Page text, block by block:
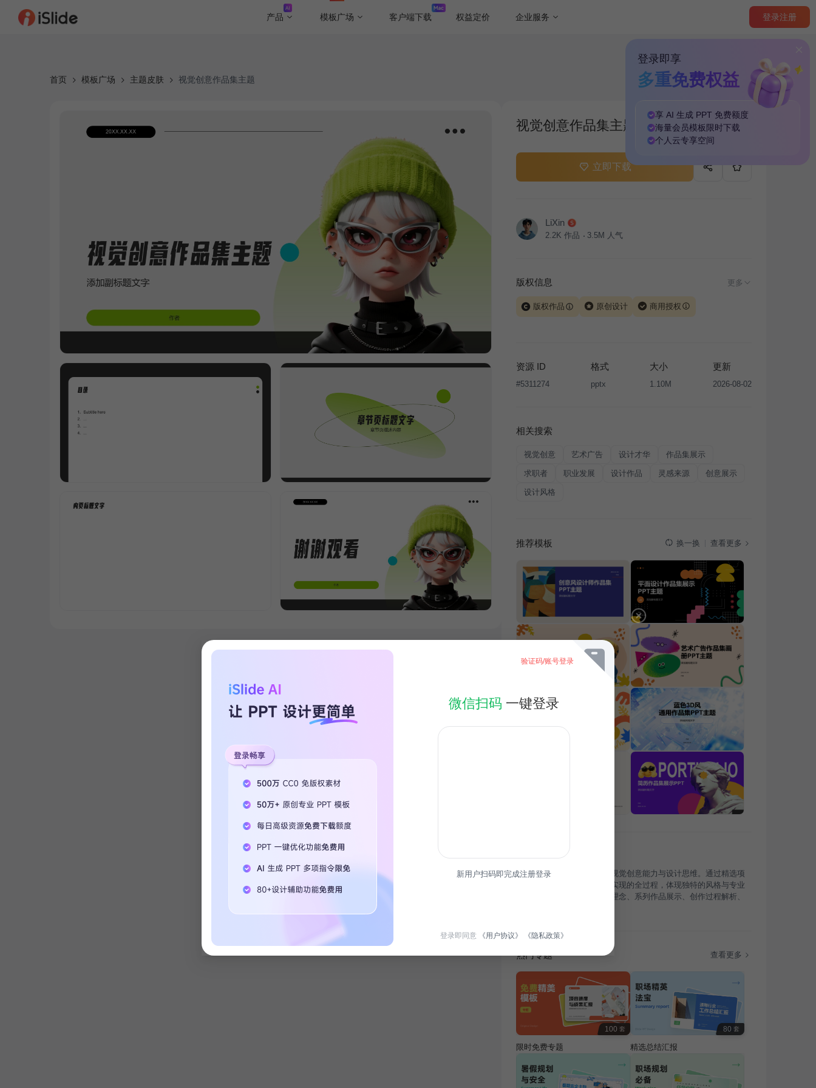
产品 模板广场 客户端下载 权益定价 企业服务 登录注册
登录即享
多重免费权益
享 AI 生成 PPT 免费额度
海量会员模板 限时下载
个人云专享空间
首页 模板广场 主题皮肤 视觉创意作品集主题
视觉创意作品集主题
立即下载
LiXin
2.2K 作品 3.5M 人气
版权信息 更多
版权作品 原创设计 商用授权
让、出售或出租，未经投权许可任何人不得擅自转载和分发，否则
将接照我国著作权法的相关规定承担相应法律责任。
资源 ID
#5311274
格式
pptx
大小
1.10M
更新
2026-08-02
相关搜索
视觉创意 艺术广告 设计才华 作品集展示
求职者 职业发展 设计作品 灵感来源 创意展示
设计风格
推荐模板 换一换 查看更多
简介
本作品集旨在系统展示我的视觉创意能力与设计思维。通过精选项
目，呈现从概念构思到最终实现的全过程，体现独特的风格与专业
水准。内容包括：个人艺术理念、系列作品展示、创作过程解析、
热门专题 查看更多
100 套
限时免费专题
80 套
精选总结汇报
验证码/账号登录
微信扫码 一键登录
新用户扫码即完成注册登录
登录即同意 《用户协议》 《隐私政策》